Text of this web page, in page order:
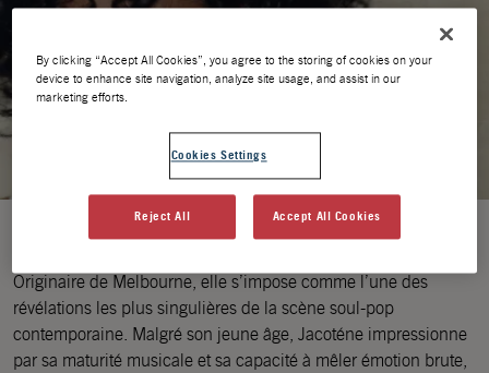
Jacoténe est une autrice-compositrice-interprète australienne
Originaire de Melbourne, elle s’impose comme l’une des
révélations les plus singulières de la scène soul-pop
contemporaine. Malgré son jeune âge, Jacoténe impressionne
par sa maturité musicale et sa capacité à mêler émotion brute,
By clicking “Accept All Cookies”, you agree to the storing of cookies on your
device to enhance site navigation, analyze site usage, and assist in our
marketing efforts.
Cookies Settings
Reject All Accept All Cookies